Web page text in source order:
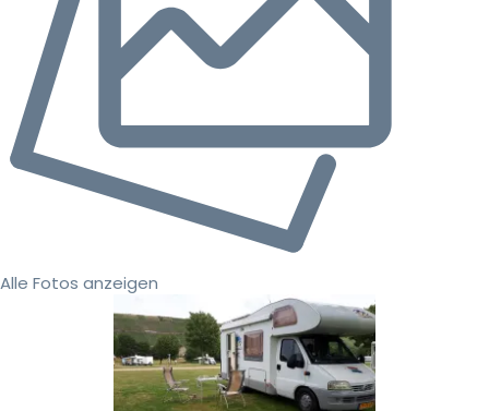
Alle Fotos anzeigen